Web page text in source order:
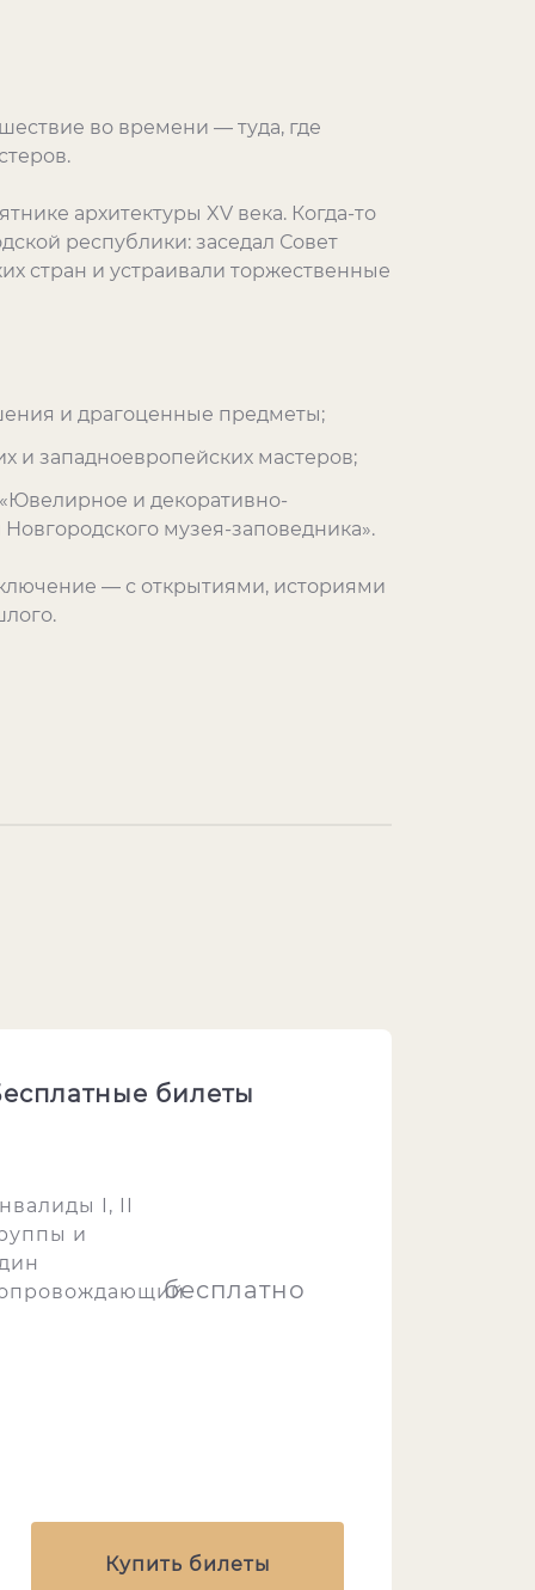
во времени — туда, где
архитектуры XV века. Когда-то
республики: заседал Совет
стран и устраивали торжественные
и драгоценные предметы;
и западноевропейских мастеров;
и декоративно-
музея-заповедника».
— с открытиями, историями
билеты
I, II
и
бесплатно
Купить билеты